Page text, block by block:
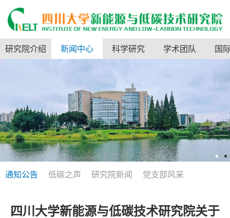
研究院介绍 新闻中心 科学研究 学术团队 国
通知公告 低碳之声 研究院新闻 党支部风采
四川大学新能源与低碳技术研究院关于